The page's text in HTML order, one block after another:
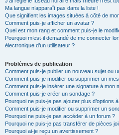
Ma langue n’apparaît pas dans la liste !
Que signifient les images situées à côté de
Comment puis-je afficher un avatar ?
Quel est mon rang et comment puis-je le
Pourquoi m’est-il demandé de me connecter
électronique d’un utilisateur ?
Problèmes de publication
Comment puis-je publier un nouveau sujet ou
Comment puis-je modifier ou supprimer un
Comment puis-je insérer une signature à mon
Comment puis-je créer un sondage ?
Pourquoi ne puis-je pas ajouter plus d’options
Comment puis-je modifier ou supprimer un
Pourquoi ne puis-je pas accéder à un forum ?
Pourquoi ne puis-je pas transférer de pièces
Pourquoi ai-je reçu un avertissement ?